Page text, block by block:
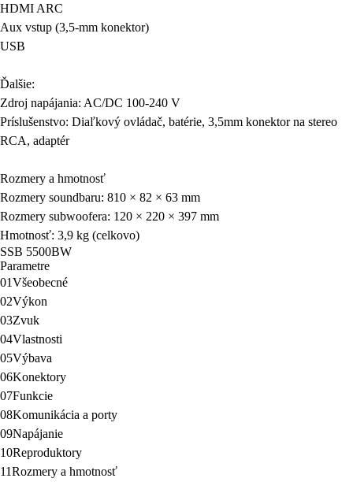
HDMI ARC
Aux vstup (3,5-mm konektor)
USB
Ďalšie:
Zdroj napájania: AC/DC 100-240 V
Príslušenstvo: Diaľkový ovládač, batérie, 3,5mm konektor na stereo
RCA, adaptér
Rozmery a hmotnosť
Rozmery soundbaru: 810 × 82 × 63 mm
Rozmery subwoofera: 120 × 220 × 397 mm
Hmotnosť: 3,9 kg (celkovo)
SSB 5500BW
Parametre
01Všeobecné
02Výkon
03Zvuk
04Vlastnosti
05Výbava
06Konektory
07Funkcie
08Komunikácia a porty
09Napájanie
10Reproduktory
11Rozmery a hmotnosť